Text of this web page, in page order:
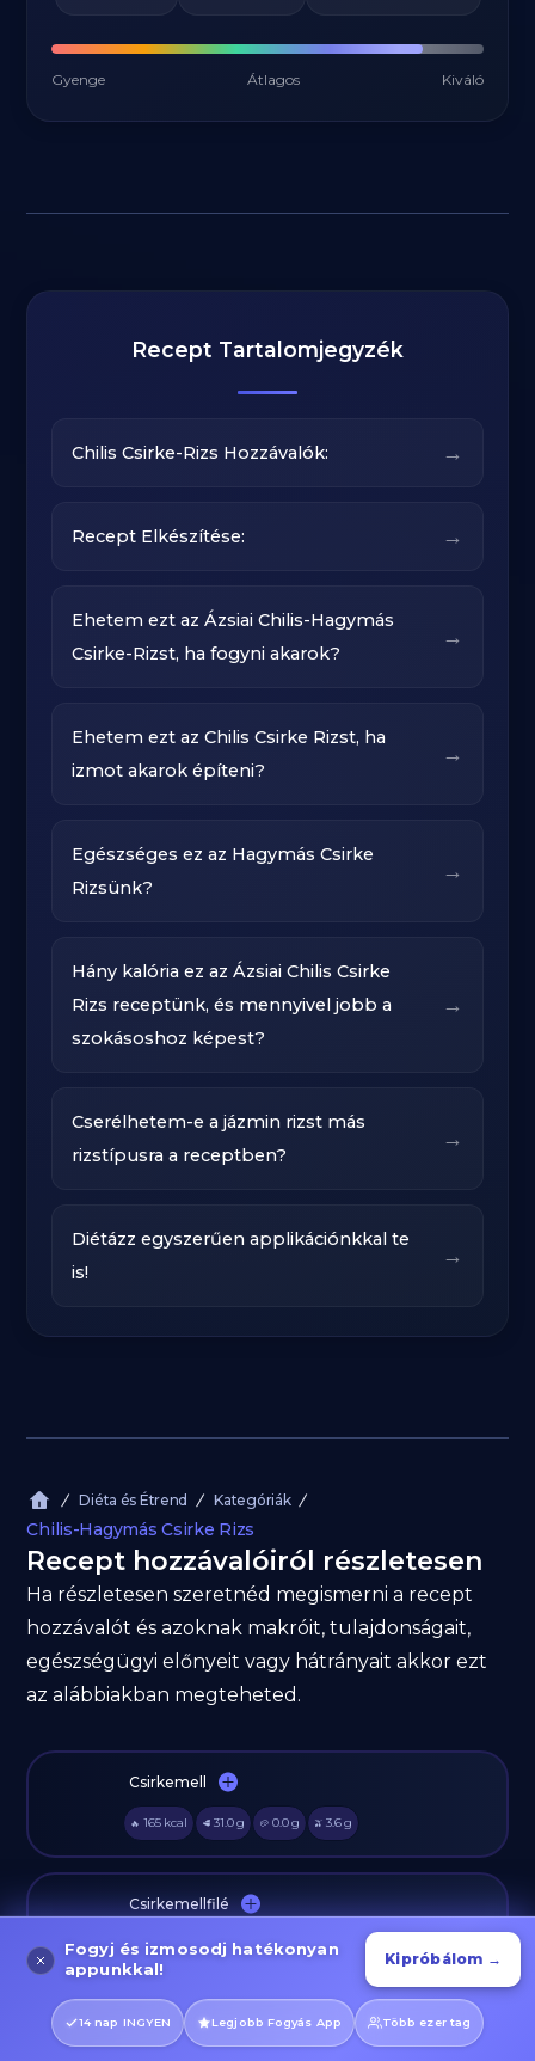
Gyenge Átlagos Kiváló
Recept Tartalomjegyzék
Chilis Csirke-Rizs Hozzávalók: →
Recept Elkészítése: →
Ehetem ezt az Ázsiai Chilis-Hagymás
Csirke-Rizst, ha fogyni akarok?
→
Ehetem ezt az Chilis Csirke Rizst, ha
izmot akarok építeni?
→
Egészséges ez az Hagymás Csirke
Rizsünk?
→
Hány kalória ez az Ázsiai Chilis Csirke
Rizs receptünk, és mennyivel jobb a
szokásoshoz képest?
→
Cserélhetem-e a jázmin rizst más
rizstípusra a receptben?
→
Diétázz egyszerűen applikációnkkal te
is!
→
Diéta és Étrend Kategóriák
Chilis-Hagymás Csirke Rizs
Recept hozzávalóiról részletesen
Ha részletesen szeretnéd megismerni a recept
hozzávalót és azoknak makróit, tulajdonságait,
egészségügyi előnyeit vagy hátrányait akkor ezt
az alábbiakban megteheted.
Csirkemell
🔥 165 kcal 🥩 31.0g 🥔 0.0g 🫒 3.6g
Csirkemellfilé
🔥 165kcal 🥩 31 g 🥔 0 g 🫒 3.6 g
Jázmin Rizs (Kifőzve)
Fogyj és izmosodj hatékonyan
appunkkal!
Kipróbálom →
14 nap INGYEN Legjobb Fogyás App Több ezer tag